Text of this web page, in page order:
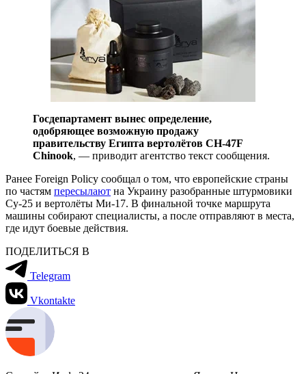
Госдепартамент вынес определение,
одобряющее возможную продажу
правительству Египта вертолётов CH-47F
Chinook, — приводит агентство текст сообщения.
Ранее Foreign Policy сообщал о том, что европейские страны
по частям пересылают на Украину разобранные штурмовики
Су-25 и вертолёты Ми-17. В финальной точке маршрута
машины собирают специалисты, а после отправляют в места,
где идут боевые действия.
ПОДЕЛИТЬСЯ В
Telegram
Vkontakte